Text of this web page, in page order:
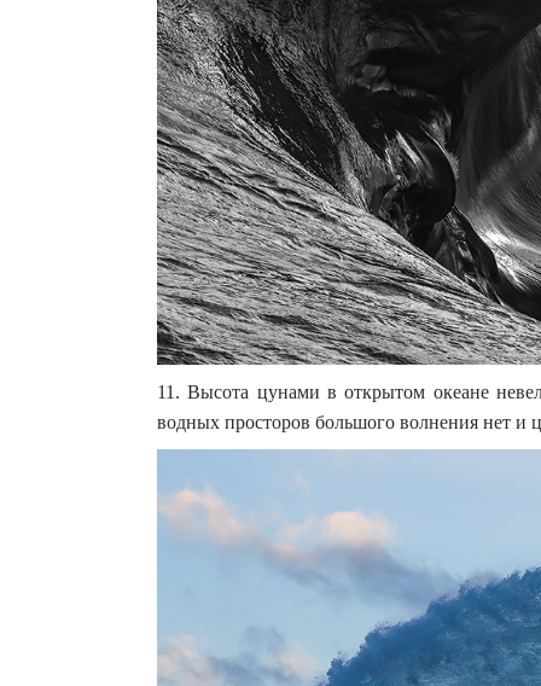
11. Высота цунами в открытом океане
водных просторов большого волнения нет и